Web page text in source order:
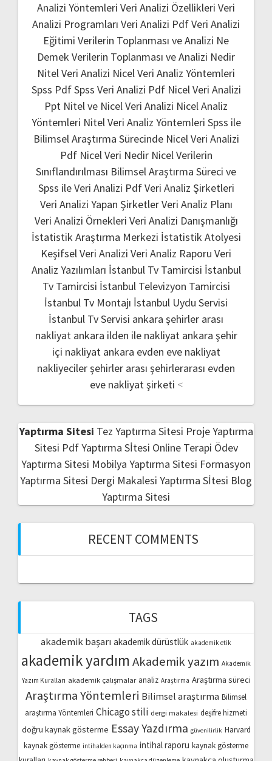
Analizi Yöntemleri Veri Analizi Özellikleri Veri
Analizi Programları Veri Analizi PdfVeri Analizi
Eğitimi Verilerin Toplanması ve Analizi Ne
Demek Verilerin Toplanması ve Analizi Nedir
Nitel Veri Analizi Nicel Veri Analiz Yöntemleri
Spss PdfSpss Veri Analizi Pdf Nicel Veri Analizi
Ppt Nitel ve Nicel Veri Analizi Nicel Analiz
Yöntemleri Nitel Veri Analiz Yöntemleri Spss ile
Bilimsel Araştırma Sürecinde Nicel Veri Analizi
Pdf Nicel Veri Nedir Nicel Verilerin
Sınıflandırılması Bilimsel Araştırma Süreci ve
Spss ile Veri Analizi PdfVeri Analiz Şirketleri
Veri Analizi Yapan ŞirketlerVeri Analiz Planı
Veri Analizi Örnekleri Veri Analizi Danışmanlığı
İstatistik Araştırma Merkezi İstatistik Atolyesi
Keşifsel Veri Analizi Veri Analiz Raporu Veri
Analiz Yazılımları İstanbul Tv Tamircisi İstanbul
Tv Tamircisi İstanbul Televizyon Tamircisi
İstanbul Tv Montajı İstanbul Uydu Servisi
İstanbul Tv Servisi ankara şehirler arası
nakliyat ankara ilden ile nakliyat ankara şehir
içi nakliyat ankara evden eve nakliyat
nakliyeciler şehirler arası şehirlerarası evden
eve nakliyat şirketi <
Yaptırma Sitesi Tez Yaptırma Sitesi Proje Yaptırma
Sitesi Pdf Yaptırma Sİtesi Online Terapi Ödev
Yaptırma Sitesi Mobilya Yaptırma Sitesi Formasyon
Yaptırma Sitesi Dergi Makalesi Yaptırma Sİtesi Blog
Yaptırma Sitesi
RECENT COMMENTS
TAGS
akademik başarı akademik dürüstlük akademik etik
akademik yardımAkademik yazım Akademik
Yazım Kuralları akademik çalışmalar analiz Araştırma Araştırma süreci
Araştırma Yöntemleri Bilimsel araştırma Bilimsel
araştırma Yöntemleri Chicago stili dergi makalesi deşifre hizmeti
doğru kaynak gösterme Essay Yazdırma güvenilirlik Harvard
kaynak gösterme intihalden kaçınma intihal raporu kaynak gösterme